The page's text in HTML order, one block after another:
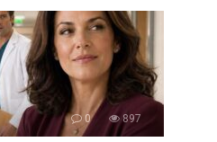
0 897